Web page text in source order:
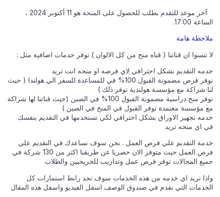
آخر موعد للتقدم بطلب للحصول على المنحة هو 11 أكتوبر 2024 ،
الساعة 17:00.
ملاحظة هامة
لا تنسوا ان قناتنا ( قناه منح من كل الالوان ) توفر خدمات اضافية مثل :
خدمه التقديم بشكل احترافي لاي فرصه او منحه انت تريد
نوفر فرص مضمونة القبول 100% في للمساعدة للسفر الي هولندا ( حيث
لنا شراكة مع مؤسسة هولندية توفر ذلك )
نوفر منح دراسية مضمونة القبول 100% في الصين (حيث قناتنا لها شراكة
مع مؤسسة معتمدة توفر القبول في المنح في الصين )
خدمه تجهيز الاوراق بشكل احترافي لكي تستخدمها في التقديم بنفسك
في اي منحه تريد
خدمة التقديم علي فرص العمل . نحن سوف نساعدك في التقديم علي
فرص العمل حيث متوفر الان حصريا عن طريقنا اكثر من 130 شركة في
جميع المجالات توفر فرص عمل وتداريب للخريجيين والطلاب
واذا تريد اي خدمه من هذه الخدمات سوف تجد رابط استمارات كل
الخدمات التي نقدم في صندوق الوصف اسفل الفيديو واسفل هذه المقال